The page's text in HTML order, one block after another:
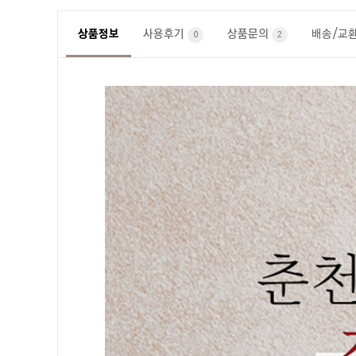
상품정보 사용후기 0 상품문의 2 배송/교